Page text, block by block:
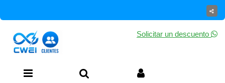
Solicitar un descuento